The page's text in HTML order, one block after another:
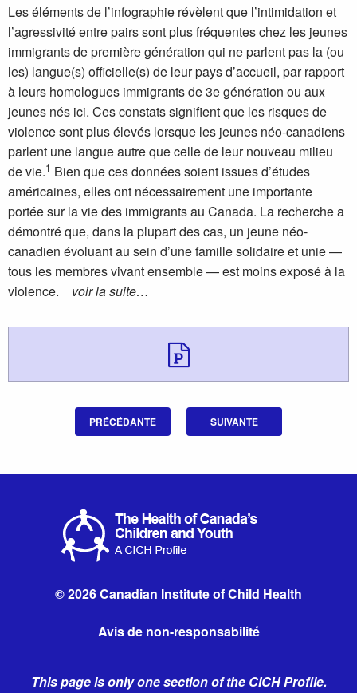
Les éléments de l’infographie révèlent que l’intimidation et
l’agressivité entre pairs sont plus fréquentes chez les jeunes
immigrants de première génération qui ne parlent pas la (ou
les) langue(s) officielle(s) de leur pays d’accueil, par rapport
à leurs homologues immigrants de 3e génération ou aux
jeunes nés ici. Ces constats signifient que les risques de
violence sont plus élevés lorsque les jeunes néo-canadiens
parlent une langue autre que celle de leur nouveau milieu
de vie.1 Bien que ces données soient issues d’études
américaines, elles ont nécessairement une importante
portée sur la vie des immigrants au Canada. La recherche a
démontré que, dans la plupart des cas, un jeune néo-
canadien évoluant au sein d’une famille solidaire et unie —
tous les membres vivant ensemble — est moins exposé à la
violence. voir la suite…
Télécharger
PRÉCÉDANTE SUIVANTE
© 2026 Canadian Institute of Child Health
Avis de non-responsabilité
This page is only one section of the CICH Profile.